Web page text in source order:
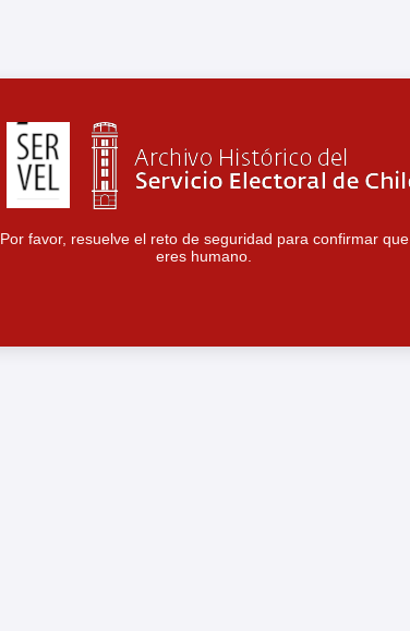
Por favor, resuelve el reto de seguridad para confirmar que
eres humano.